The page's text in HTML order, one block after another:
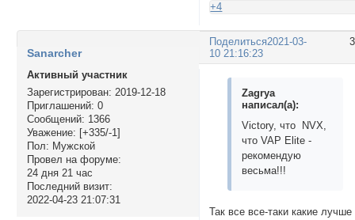
+4
Поделиться2021-03-
10 21:16:23
Sanarcher
Активный участник
Зарегистрирован: 2019-12-18
Приглашений: 0
Сообщений: 1366
Уважение: [+335/-1]
Пол: Мужской
Провел на форуме:
24 дня 21 час
Последний визит:
2022-04-23 21:07:31
Zagrya
написал(а):
Victory, что NVX,
что VAP Elite -
рекомендую
весьма!!!
Так все все-таки какие лучше